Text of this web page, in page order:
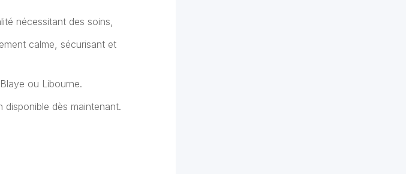
nécessitant des soins,
calme, sécurisant et
ou Libourne.
dès maintenant.